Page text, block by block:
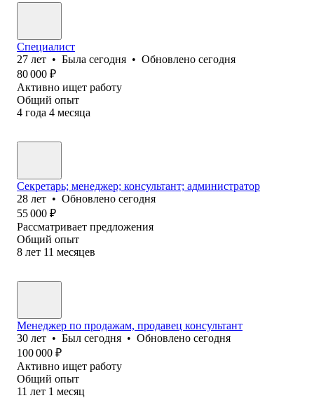
Специалист
27 лет • Была сегодня • Обновлено сегодня
80 000 ₽
Активно ищет работу
Общий опыт
4 года 4 месяца
Секретарь; менеджер; консультант; администратор
28 лет • Обновлено сегодня
55 000 ₽
Рассматривает предложения
Общий опыт
8 лет 11 месяцев
Менеджер по продажам, продавец консультант
30 лет • Был сегодня • Обновлено сегодня
100 000 ₽
Активно ищет работу
Общий опыт
11 лет 1 месяц